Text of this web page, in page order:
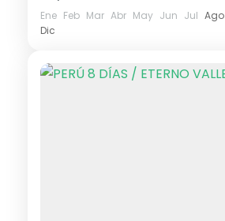
Ene Feb Mar Abr May Jun Jul Ago
Dic